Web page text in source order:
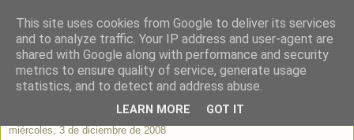
Este Vino Me Gusta
Vinos y más cosas
miércoles, 3 de diciembre de 2008
This site uses cookies from Google to deliver its services
and to analyze traffic. Your IP address and user-agent are
shared with Google along with performance and security
metrics to ensure quality of service, generate usage
statistics, and to detect and address abuse.
LEARN MORE GOT IT